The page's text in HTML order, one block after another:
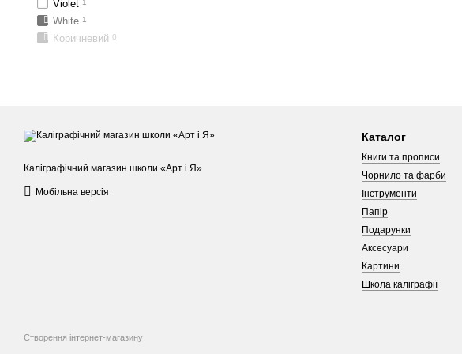
Violet 1
White 1
Коричневий 0
Каліграфічний магазин школи «Арт і Я»
Мобільна версія
Каталог
Книги та прописи
Чорнило та фарби
Інструменти
Папір
Подарунки
Аксесуари
Картини
Школа каліграфії
Створення інтернет-магазину